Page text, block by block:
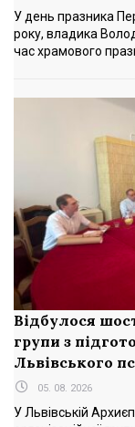
У день празника
року, владика
час храмового
Відбулося
групи з
Львівського
05. 08. 2026
У Львівській